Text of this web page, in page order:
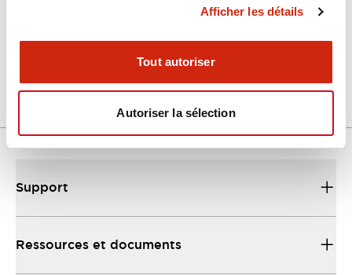
Afficher les détails
Tout autoriser
Autoriser la sélection
Support
Ressources et documents